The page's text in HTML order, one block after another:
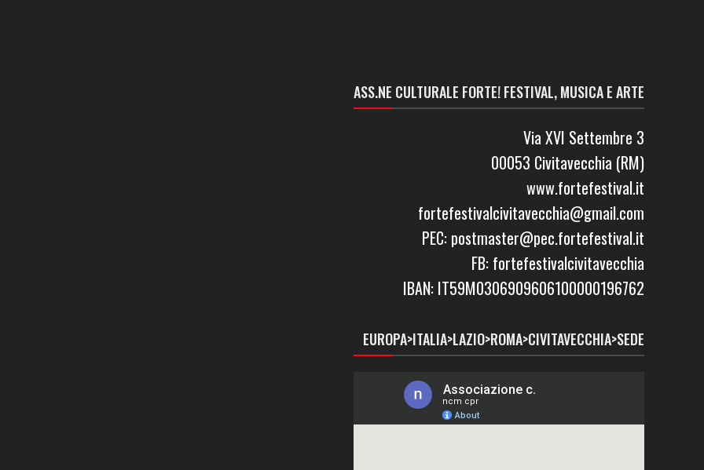
ASS.NE CULTURALE FORTE! FESTIVAL, MUSICA E ARTE
Via XVI Settembre 3
00053 Civitavecchia (RM)
www.fortefestival.it
fortefestivalcivitavecchia@gmail.com
PEC: postmaster@pec.fortefestival.it
FB: fortefestivalcivitavecchia
IBAN: IT59M0306909606100000196762
EUROPA>ITALIA>LAZIO>ROMA>CIVITAVECCHIA>SEDE